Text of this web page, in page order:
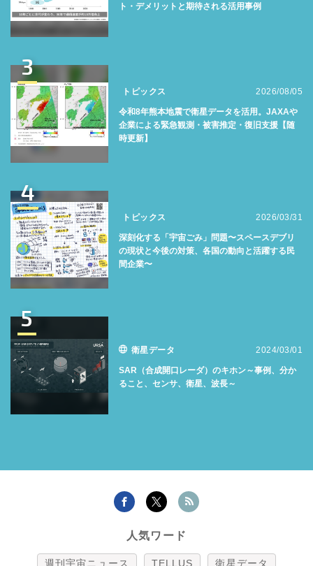
ト・デメリットと期待される活用事例
3
トピックス 2026/08/05
令和8年熊本地震で衛星データを活用。JAXAや
企業による緊急観測・被害推定・復旧支援【随
時更新】
4
トピックス 2026/03/31
深刻化する「宇宙ごみ」問題〜スペースデブリ
の現状と今後の対策、各国の動向と活躍する民
間企業〜
5
衛星データ 2024/03/01
SAR（合成開口レーダ）のキホン～事例、分か
ること、センサ、衛星、波長～
人気ワード
週刊宇宙ニュース TELLUS 衛星データ